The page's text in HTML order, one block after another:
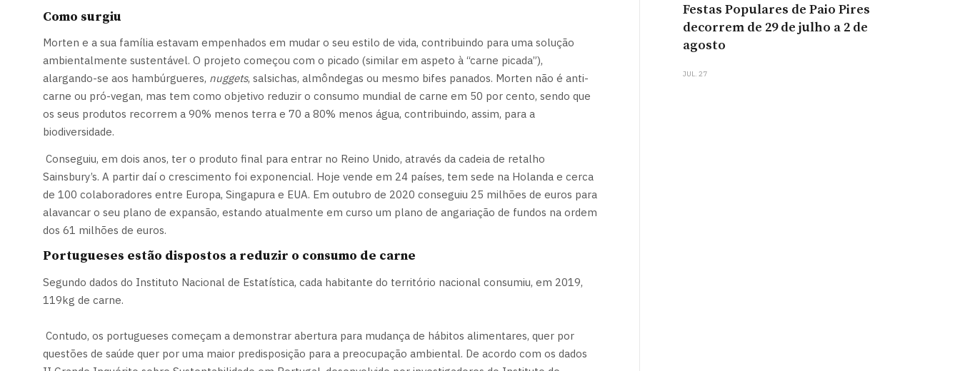
Como surgiu
Morten e a sua família estavam empenhados em mudar o seu estilo de vida, contribuindo para uma solução
ambientalmente sustentável. O projeto começou com o picado (similar em aspeto à “carne picada”),
alargando-se aos hambúrgueres, nuggets, salsichas, almôndegas ou mesmo bifes panados. Morten não é anti-
carne ou pró-vegan, mas tem como objetivo reduzir o consumo mundial de carne em 50 por cento, sendo que
os seus produtos recorrem a 90% menos terra e 70 a 80% menos água, contribuindo, assim, para a
biodiversidade.
Conseguiu, em dois anos, ter o produto final para entrar no Reino Unido, através da cadeia de retalho
Sainsbury’s. A partir daí o crescimento foi exponencial. Hoje vende em 24 países, tem sede na Holanda e cerca
de 100 colaboradores entre Europa, Singapura e EUA. Em outubro de 2020 conseguiu 25 milhões de euros para
alavancar o seu plano de expansão, estando atualmente em curso um plano de angariação de fundos na ordem
dos 61 milhões de euros.
Portugueses estão dispostos a reduzir o consumo de carne
Segundo dados do Instituto Nacional de Estatística, cada habitante do território nacional consumiu, em 2019,
119kg de carne.
Contudo, os portugueses começam a demonstrar abertura para mudança de hábitos alimentares, quer por
questões de saúde quer por uma maior predisposição para a preocupação ambiental. De acordo com os dados
Festas Populares de Paio Pires
decorrem de 29 de julho a 2 de
agosto
JUL. 27